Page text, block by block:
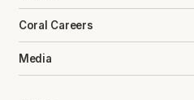
Coral Careers
Media